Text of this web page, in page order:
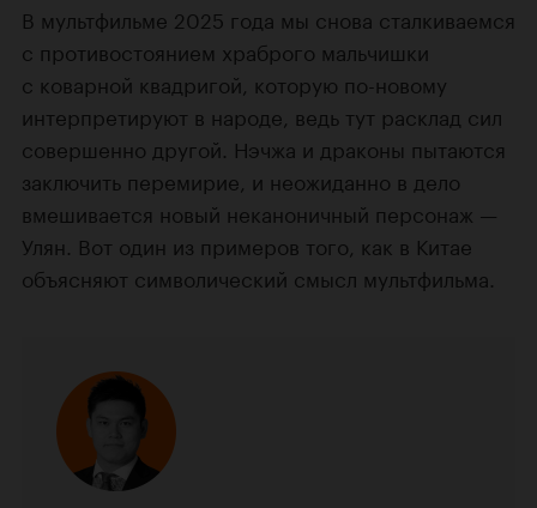
В мультфильме 2025 года мы снова сталкиваемся
с противостоянием храброго мальчишки
с коварной квадригой, которую по-новому
интерпретируют в народе, ведь тут расклад сил
совершенно другой. Нэчжа и драконы пытаются
заключить перемирие, и неожиданно в дело
вмешивается новый неканоничный персонаж —
Улян. Вот один из примеров того, как в Китае
объясняют символический смысл мультфильма.